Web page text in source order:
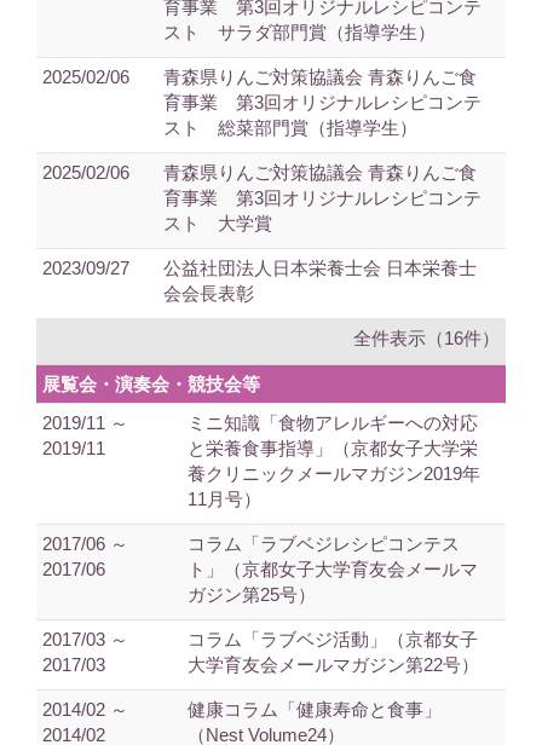
育事業 第3回オリジナルレシピコンテ
スト サラダ部門賞（指導学生）
2025/02/06
青森県りんご対策協議会 青森りんご食
育事業 第3回オリジナルレシピコンテ
スト 総菜部門賞（指導学生）
2025/02/06
青森県りんご対策協議会 青森りんご食
育事業 第3回オリジナルレシピコンテ
スト 大学賞
2023/09/27
公益社団法人日本栄養士会 日本栄養士
会会長表彰
全件表示（16件）
展覧会・演奏会・競技会等
2019/11 ～
2019/11
ミニ知識「食物アレルギーへの対応
と栄養食事指導」（京都女子大学栄
養クリニックメールマガジン2019年
11月号）
2017/06 ～
2017/06
コラム「ラブベジレシピコンテス
ト」（京都女子大学育友会メールマ
ガジン第25号）
2017/03 ～
2017/03
コラム「ラブベジ活動」（京都女子
大学育友会メールマガジン第22号）
2014/02 ～
2014/02
健康コラム「健康寿命と食事」
（Nest Volume24）